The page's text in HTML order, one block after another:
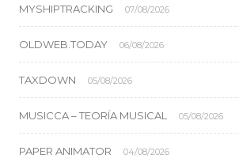
MYSHIPTRACKING 07/08/2026
OLDWEB.TODAY 06/08/2026
TAXDOWN 05/08/2026
MUSICCA – TEORÍA MUSICAL 05/08/2026
PAPER ANIMATOR 04/08/2026